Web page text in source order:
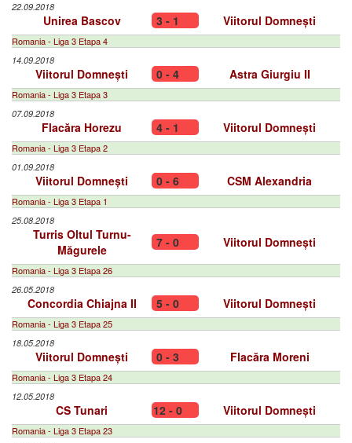
22.09.2018
Unirea Bascov 3 - 1 Viitorul Domnești
Romania - Liga 3 Etapa 4
14.09.2018
Viitorul Domnești 0 - 4 Astra Giurgiu II
Romania - Liga 3 Etapa 3
07.09.2018
Flacăra Horezu 4 - 1 Viitorul Domnești
Romania - Liga 3 Etapa 2
01.09.2018
Viitorul Domnești 0 - 6 CSM Alexandria
Romania - Liga 3 Etapa 1
25.08.2018
Turris Oltul Turnu-
Măgurele
7 - 0 Viitorul Domnești
Romania - Liga 3 Etapa 26
26.05.2018
Concordia Chiajna II 5 - 0 Viitorul Domnești
Romania - Liga 3 Etapa 25
18.05.2018
Viitorul Domnești 0 - 3 Flacăra Moreni
Romania - Liga 3 Etapa 24
12.05.2018
CS Tunari 12 - 0 Viitorul Domnești
Romania - Liga 3 Etapa 23